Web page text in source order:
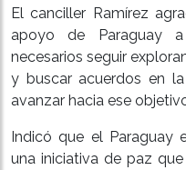
El canciller Ramírez
apoyo de Paraguay
necesarios seguir
y buscar acuerdos en
avanzar hacia ese
Indicó que el Paraguay
una iniciativa de paz